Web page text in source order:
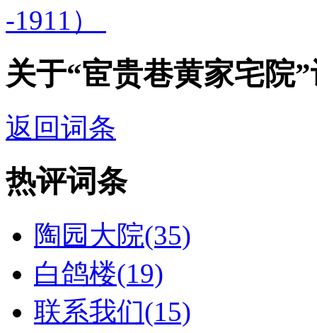
-1911）
关于“宦贵巷黄家宅院
返回词条
热评词条
陶园大院(35)
白鸽楼(19)
联系我们(15)